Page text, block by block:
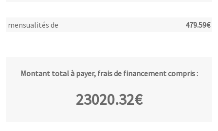
mensualités de 479.59€
Montant total à payer, frais de financement compris :
23020.32€